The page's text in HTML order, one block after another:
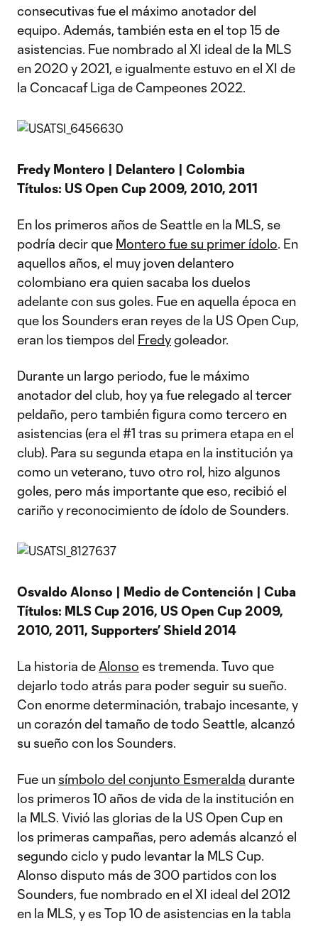
consecutivas fue el máximo anotador del
equipo. Además, también esta en el top 15 de
asistencias. Fue nombrado al XI ideal de la MLS
en 2020 y 2021, e igualmente estuvo en el XI de
la Concacaf Liga de Campeones 2022.
Fredy Montero | Delantero | Colombia
Títulos: US Open Cup 2009, 2010, 2011
En los primeros años de Seattle en la MLS, se
podría decir que Montero fue su primer ídolo. En
aquellos años, el muy joven delantero
colombiano era quien sacaba los duelos
adelante con sus goles. Fue en aquella época en
que los Sounders eran reyes de la US Open Cup,
eran los tiempos del Fredygoleador.
Durante un largo periodo, fue le máximo
anotador del club, hoy ya fue relegado al tercer
peldaño, pero también figura como tercero en
asistencias (era el #1 tras su primera etapa en el
club). Para su segunda etapa en la institución ya
como un veterano, tuvo otro rol, hizo algunos
goles, pero más importante que eso, recibió el
cariño y reconocimiento de ídolo de Sounders.
Osvaldo Alonso | Medio de Contención | Cuba
Títulos: MLS Cup 2016, US Open Cup 2009,
2010, 2011, Supporters’ Shield 2014
La historia de Alonso es tremenda. Tuvo que
dejarlo todo atrás para poder seguir su sueño.
Con enorme determinación, trabajo incesante, y
un corazón del tamaño de todo Seattle, alcanzó
su sueño con los Sounders.
Fue un símbolo del conjunto Esmeralda durante
los primeros 10 años de vida de la institución en
la MLS. Vivió las glorias de la US Open Cup en
los primeras campañas, pero además alcanzó el
segundo ciclo y pudo levantar la MLS Cup.
Alonso disputo más de 300 partidos con los
Sounders, fue nombrado en el XI ideal del 2012
en la MLS, y es Top 10 de asistencias en la tabla